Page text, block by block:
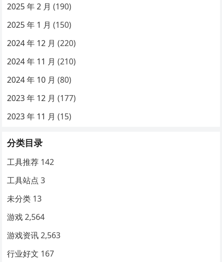
2025 年 2 月 (190)
2025 年 1 月 (150)
2024 年 12 月 (220)
2024 年 11 月 (210)
2024 年 10 月 (80)
2023 年 12 月 (177)
2023 年 11 月 (15)
分类目录
工具推荐 142
工具站点 3
未分类 13
游戏 2,564
游戏资讯 2,563
行业好文 167